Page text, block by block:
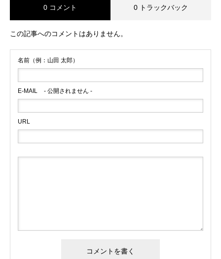
0 コメント 0 トラックバック
この記事へのコメントはありません。
名前（例：山田 太郎）
E-MAIL - 公開されません -
URL